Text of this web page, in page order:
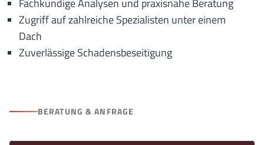
Fachkundige Analysen und praxisnahe Beratung
Zugriff auf zahlreiche Spezialisten unter einem
Dach
Zuverlässige Schadensbeseitigung
BERATUNG & ANFRAGE